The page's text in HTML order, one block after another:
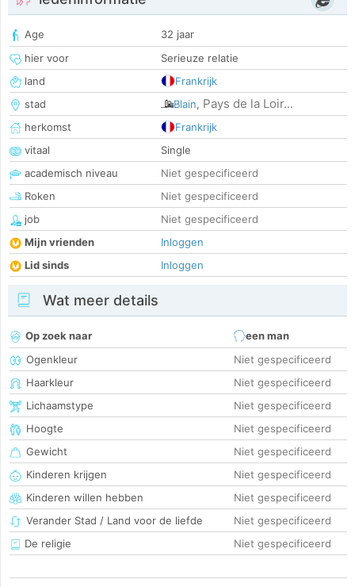
Age
32 jaar
hier voor
Serieuze relatie
land
Frankrijk
stad
Blain, Pays de la Loir...
herkomst
Frankrijk
vitaal
Single
academisch niveau
Niet gespecificeerd
Roken
Niet gespecificeerd
job
Niet gespecificeerd
Mijn vrienden
Inloggen
Lid sinds
Inloggen
Wat meer details
Op zoek naar
een man
Ogenkleur
Niet gespecificeerd
Haarkleur
Niet gespecificeerd
Lichaamstype
Niet gespecificeerd
Hoogte
Niet gespecificeerd
Gewicht
Niet gespecificeerd
Kinderen krijgen
Niet gespecificeerd
Kinderen willen hebben
Niet gespecificeerd
Verander Stad / Land voor de liefde
Niet gespecificeerd
De religie
Niet gespecificeerd